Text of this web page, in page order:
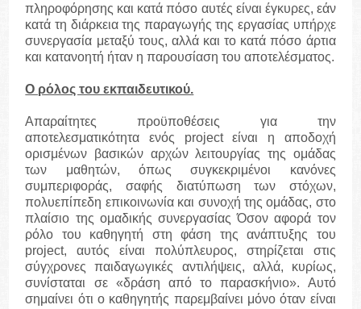
πληροφόρησης και κατά πόσο αυτές είναι έγκυρες, εάν
κατά τη διάρκεια της παραγωγής της εργασίας υπήρχε
συνεργασία μεταξύ τους, αλλά και το κατά πόσο άρτια
και κατανοητή ήταν η παρουσίαση του αποτελέσματος.
Ο ρόλος του εκπαιδευτικού.
Απαραίτητες προϋποθέσεις για την
αποτελεσματικότητα ενός project είναι η αποδοχή
ορισμένων βασικών αρχών λειτουργίας της ομάδας
των μαθητών, όπως συγκεκριμένοι κανόνες
συμπεριφοράς, σαφής διατύπωση των στόχων,
πολυεπίπεδη επικοινωνία και συνοχή της ομάδας, στο
πλαίσιο της ομαδικής συνεργασίας Όσον αφορά τον
ρόλο του καθηγητή στη φάση της ανάπτυξης του
project, αυτός είναι πολύπλευρος, στηρίζεται στις
σύγχρονες παιδαγωγικές αντιλήψεις, αλλά, κυρίως,
συνίσταται σε «δράση από το παρασκήνιο». Αυτό
σημαίνει ότι ο καθηγητής παρεμβαίνει μόνο όταν είναι